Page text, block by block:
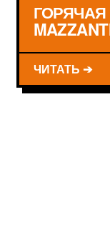
ГОРЯЧАЯ
ЧИТАТЬ ➔